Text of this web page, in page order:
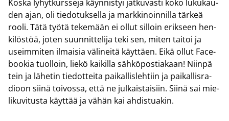
Koska ly­hyt­kurs­se­ja käyn­nis­tyi jat­ku­vas­ti koko lu­ku­kau­
den ajan, oli tie­do­tuk­sel­la ja mark­ki­noin­nil­la tär­keä
rooli. Tätä työtä te­ke­mään ei ollut sil­loin erik­seen hen­
ki­lös­töä, joten suun­nit­te­li­ja teki sen, miten tai­toi ja
useim­mi­ten il­mai­sia vä­li­nei­tä käyt­täen. Eikä ollut Face­
boo­kia tuol­loin, liekö kai­kil­la säh­kö­pos­tia­kaan! Niin­pä
tein ja lä­he­tin tie­dot­tei­ta pai­kal­lis­leh­tiin ja pai­kal­lis­ra­
dioon siinä toi­vos­sa, että ne jul­kais­tai­siin. Siinä sai mie­
li­ku­vi­tus­ta käyt­tää ja vähän kai ah­dis­tua­kin.